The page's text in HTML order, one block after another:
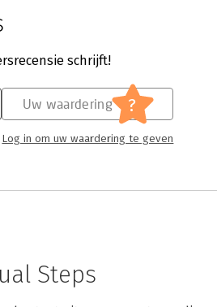
schrijft!
Uw waardering ?
Log in om uw waardering te geven
Steps